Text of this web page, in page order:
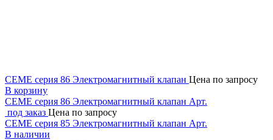
CEME серия 86 Электромагнитный клапан Цена по запросу
В корзину
CEME серия 86 Электромагнитный клапан Арт.
под заказ Цена по запросу
CEME серия 85 Электромагнитный клапан Арт.
В наличии